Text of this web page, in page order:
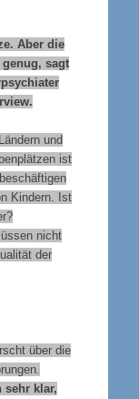
Aber die
sagt
und
ist
Kindern. Ist
nicht
der
über die
sehr klar,